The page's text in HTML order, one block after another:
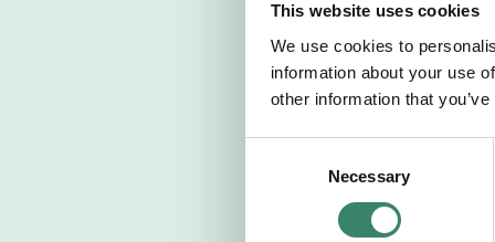
This website uses cookies
We use cookies to
information about your use
other information that
Necessary